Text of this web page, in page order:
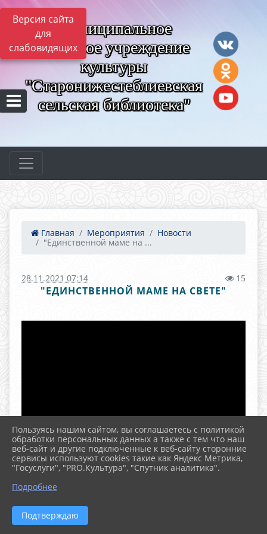
Версия сайта
для
слабовидящих
Муниципальное
казённое учреждение
культуры
"Старонижестеблиевская
сельская библиотека"
Главная Мероприятия
Новости
"Единственной маме на ...
28.11.2021 07:14 15
"ЕДИНСТВЕННОЙ МАМЕ НА СВЕТЕ"
Пользуясь нашим сайтом, вы соглашаетесь с политикой
обработки персональных данных а также с тем что наш
веб-сайт и другие подключенные к веб-сайту сторонние
сервисы используют cookies такие как Яндекс Метрика,
"Госуслуги", "PRO.Культура", "Спутник аналитика".
Подробнее
Подтверждаю